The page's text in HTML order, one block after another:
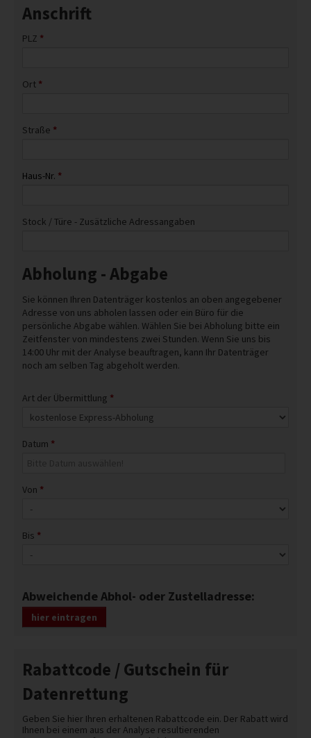
Anschrift
PLZ *
Ort *
Straße *
Haus-Nr. *
Stock / Türe - Zusätzliche Adressangaben
Abholung - Abgabe
Sie können Ihren Datenträger kostenlos an oben angegebener
Adresse von uns abholen lassen oder ein Büro für die
persönliche Abgabe wählen. Wählen Sie bei Abholung bitte ein
Zeitfenster von mindestens zwei Stunden. Wenn Sie uns bis
14:00 Uhr mit der Analyse beauftragen, kann Ihr Datenträger
noch am selben Tag abgeholt werden.
Art der Übermittlung *
Datum *
Von *
Bis *
Abweichende Abhol- oder Zustelladresse:
hier eintragen
Rabattcode / Gutschein für
Datenrettung
Geben Sie hier Ihren erhaltenen Rabattcode ein. Der Rabatt wird
Ihnen bei einem aus der Analyse resultierenden